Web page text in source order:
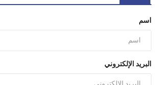
اسم
البريد الإلكتروني